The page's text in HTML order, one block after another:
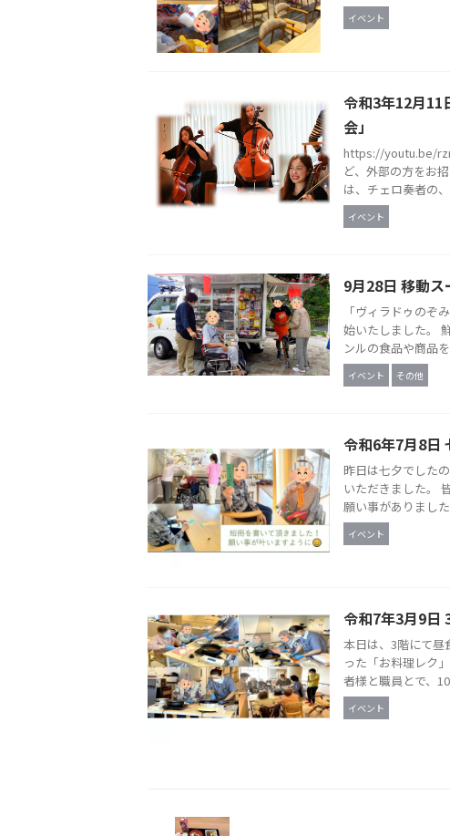
イベント
令和3年12月11
会」
https://youtu.be/
ど、外部の方をお
は、チェロ奏者の
イベント
9月28日 移動
「ヴィラドゥの
始いたしました。
ンルの食品や商品
イベント その他
令和6年7月8日
昨日は七夕でした
いただきました。
願い事がありまし
イベント
令和7年3月9日
本日は、3階にて昼
った「お料理レク
者様と職員とで、
イベント